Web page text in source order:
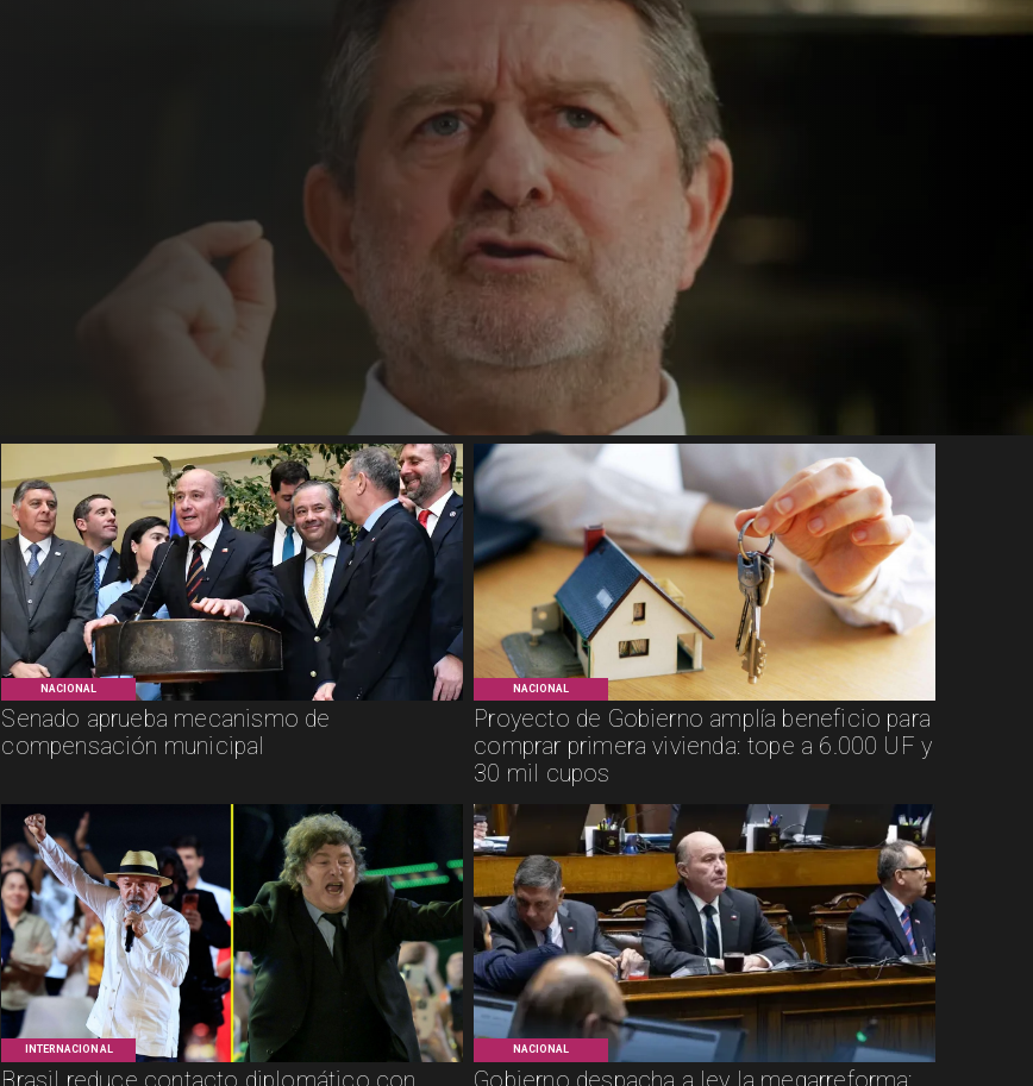
NACIONAL
Senado aprueba mecanismo de
compensación municipal
NACIONAL
Proyecto de Gobierno amplía beneficio para
comprar primera vivienda: tope a 6.000 UF y
30 mil cupos
INTERNACIONAL
Brasil reduce contacto diplomático con
NACIONAL
Gobierno despacha a ley la megarreforma: